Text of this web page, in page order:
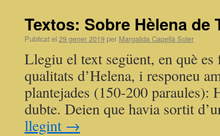
Textos: Sobre Hèlena de
Publicat el 29 gener 2019 per Margalida Capellà Soler
Llegiu el text següent, en què
qualitats d’Helena, i responeu
plantejades (150-200 paraules):
dubte. Deien que havia sortit
llegint →